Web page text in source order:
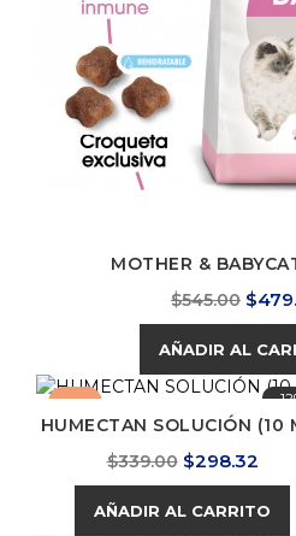
MOTHER &
Precio
base
$545.00
AÑADIR AL
-
-12%
HUMECTAN SOLUCIÓN (10
Precio
base
$339.00 Precio
$298.32
AÑADIR AL CARRITO